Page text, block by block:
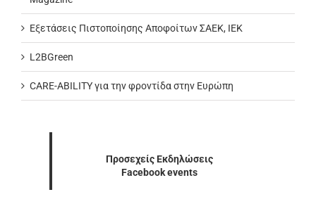
Εξετάσεις Πιστοποίησης Αποφοίτων ΣΑΕΚ, ΙΕΚ
L2BGreen
CARE-ABILITY για την φροντίδα στην Ευρώπη
Προσεχείς Εκδηλώσεις
Facebook events